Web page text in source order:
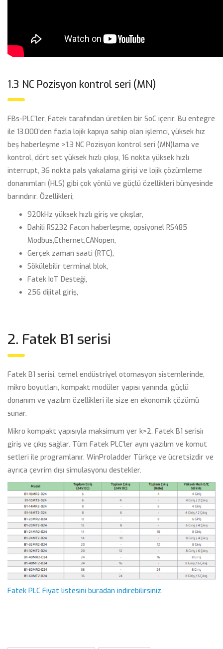
1.3 NC Pozisyon kontrol seri (MN)
FBs-PLC’ler, Fatek tarafından üretilen bir SoC içerir. Bu entegre
ile 13.000’den fazla lojik kapıya sahip olan işlemci, yüksek hız
beş haberleşme >1.3 NC Pozisyon kontrol seri (MN)lama ve
kontrol, dört set yüksek hızlı çıkışı, 16 nokta yüksek hızlı
interrupt, 36 nokta pals yakalama girişi ve lojik çözümleme
donanımları (HLS) gibi çok yönlü ve güçlü özellikleri bünyesinde
barındırır. Özellikleri;
920kHz yüksek hızlı giriş ve çıkışlar,
Dahili RS232 Facon haberleşme, opsiyonel RS485
Modbus,Ethernet,CANopen,
Gerçek zaman saati (RTC),
Sökülebilir terminal blok,
Fatek IoT Desteği,
256 dijital giriş,
2. Fatek B1 serisi
Fatek B1 serisi, temel endüstriyel otomasyon sistemlerinde,
mikro boyutları, kompakt modüler yapısı yanında, güçlü
donanım ve yazılım özellikleri ile size en ekonomik çözümü
sunar.
Mikro kompakt yapısıyla maksimum yer k>2. Fatek B1 serisiı
giriş ve çıkış sağlar. Tüm Fatek PLC’ler aynı yazılım ve komut
setleri ile programlanır. WinProladder Türkçe ve ücretsizdir ve
ayrıca çevrim dışı simulasyonu destekler.
Fatek PLC Fiyat listesini buradan indirebilirsiniz.